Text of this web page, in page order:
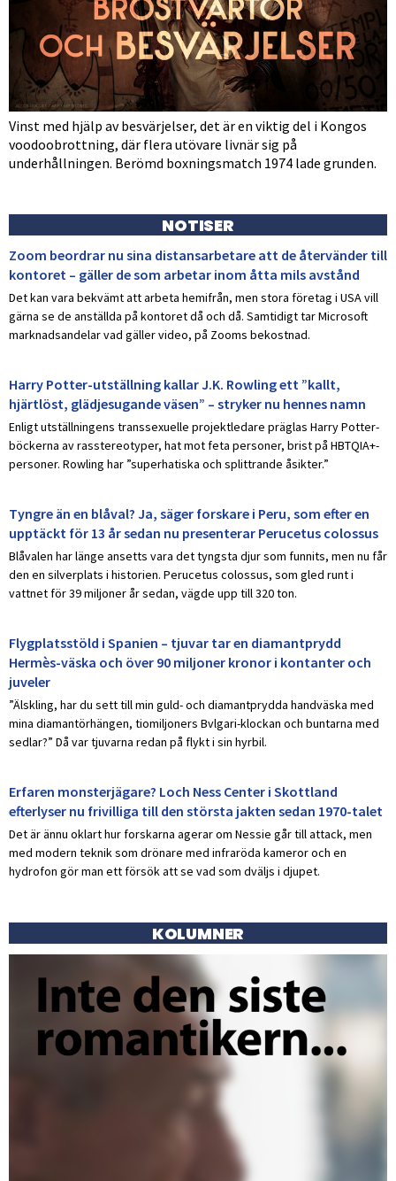
Vinst med hjälp av besvärjelser, det är en viktig del i Kongos
voodoobrottning, där flera utövare livnär sig på
underhållningen. Berömd boxningsmatch 1974 lade grunden.
NOTISER
Zoom beordrar nu sina distansarbetare att de återvänder till
kontoret – gäller de som arbetar inom åtta mils avstånd
Det kan vara bekvämt att arbeta hemifrån, men stora företag i USA vill
gärna se de anställda på kontoret då och då. Samtidigt tar Microsoft
marknadsandelar vad gäller video, på Zooms bekostnad.
Harry Potter-utställning kallar J.K. Rowling ett ”kallt,
hjärtlöst, glädjesugande väsen” – stryker nu hennes namn
Enligt utställningens transsexuelle projektledare präglas Harry Potter-
böckerna av rasstereotyper, hat mot feta personer, brist på HBTQIA+-
personer. Rowling har ”superhatiska och splittrande åsikter.”
Tyngre än en blåval? Ja, säger forskare i Peru, som efter en
upptäckt för 13 år sedan nu presenterar Perucetus colossus
Blåvalen har länge ansetts vara det tyngsta djur som funnits, men nu får
den en silverplats i historien. Perucetus colossus, som gled runt i
vattnet för 39 miljoner år sedan, vägde upp till 320 ton.
Flygplatsstöld i Spanien – tjuvar tar en diamantprydd
Hermès-väska och över 90 miljoner kronor i kontanter och
juveler
”Älskling, har du sett till min guld- och diamantprydda handväska med
mina diamantörhängen, tiomiljoners Bvlgari-klockan och buntarna med
sedlar?” Då var tjuvarna redan på flykt i sin hyrbil.
Erfaren monsterjägare? Loch Ness Center i Skottland
efterlyser nu frivilliga till den största jakten sedan 1970-talet
Det är ännu oklart hur forskarna agerar om Nessie går till attack, men
med modern teknik som drönare med infraröda kameror och en
hydrofon gör man ett försök att se vad som dväljs i djupet.
KOLUMNER